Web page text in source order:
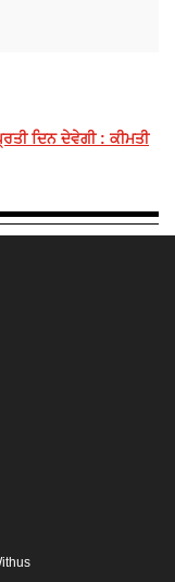
ਦਿਨ ਦੇਵੇਗੀ : ਕੀਮਤੀ